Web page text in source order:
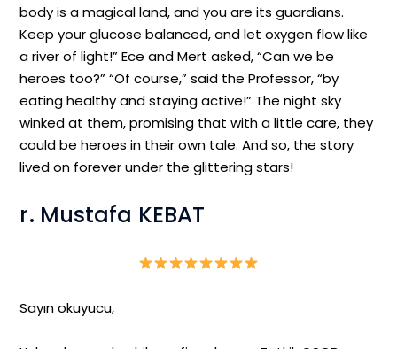
body is a magical land, and you are its guardians.
Keep your glucose balanced, and let oxygen flow like
a river of light!” Ece and Mert asked, “Can we be
heroes too?” “Of course,” said the Professor, “by
eating healthy and staying active!” The night sky
winked at them, promising that with a little care, they
could be heroes in their own tale. And so, the story
lived on forever under the glittering stars!
r. Mustafa KEBAT
Sayın okuyucu,